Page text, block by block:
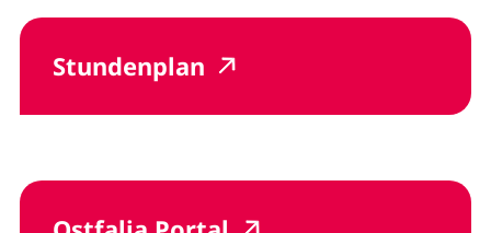
Stundenplan (externer Link, öffnet